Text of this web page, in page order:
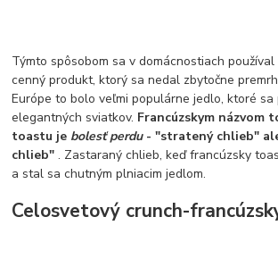
čalúnená textília
Poťahové látky
Poťahové látky
Provence
Usporiadanie obývacej izby Nábytok
Týmto spôsobom sa v domácnostiach
cenný produkt, ktorý sa nedal zbytočne
Európe to bolo veľmi populárne jedlo, ktoré sa
elegantných sviatkov. Francúzskym názvom
toastu je bolesť perdu - "stratený chlieb"
chlieb". Zastaraný chlieb, keď francúzsky
a stal sa chutným plniacim jedlom.
Celosvetový crunch-